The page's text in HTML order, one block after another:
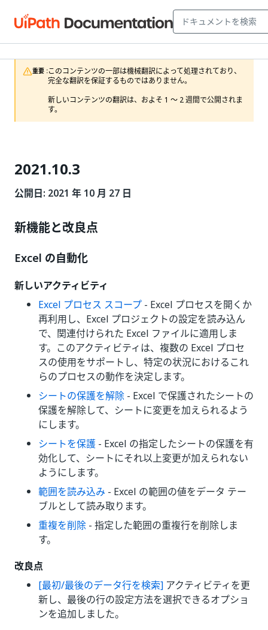
重要 :このコンテンツの一部は機械翻訳によって処理されており、
完全な翻訳を保証するものではありません。
新しいコンテンツの翻訳は、およそ 1 ～ 2 週間で公開されま
す。
2021.10.3
公開日: 2021 年 10 月 27 日
新機能と改良点
Excel の自動化
新しいアクティビティ
Excel プロセス スコープ - Excel プロセスを開くか
再利用し、Excel プロジェクトの設定を読み込ん
で、関連付けられた Excel ファイルに適用しま
す。このアクティビティは、複数の Excel プロセ
スの使用をサポートし、特定の状況におけるこれ
らのプロセスの動作を決定します。
シートの保護を解除 - Excel で保護されたシートの
保護を解除して、シートに変更を加えられるよう
にします。
シートを保護 - Excel の指定したシートの保護を有
効化して、シートにそれ以上変更が加えられない
ようにします。
範囲を読み込み - Excel の範囲の値をデータ テー
ブルとして読み取ります。
重複を削除 - 指定した範囲の重複行を削除しま
す。
改良点
[最初/最後のデータ行を検索] アクティビティを更
新し、最後の行の設定方法を選択できるオプショ
ンを追加しました。